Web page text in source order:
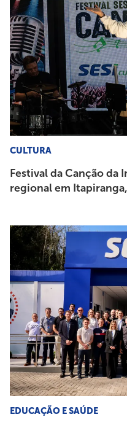
CULTURA
Festival da Canção da
regional em
EDUCAÇÃO E SAÚDE